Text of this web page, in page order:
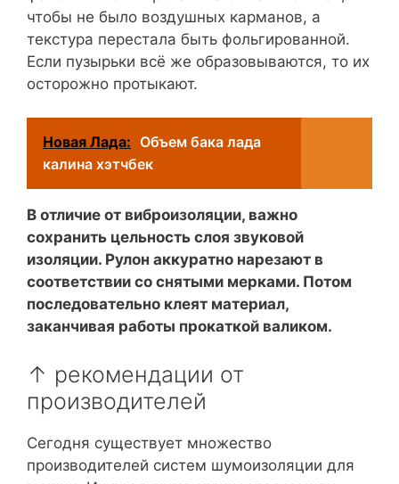
чтобы не было воздушных карманов, а
текстура перестала быть фольгированной.
Если пузырьки всё же образовываются, то их
осторожно протыкают.
Новая Лада: Объем бака лада
калина хэтчбек
В отличие от виброизоляции, важно
сохранить цельность слоя звуковой
изоляции. Рулон аккуратно нарезают в
соответствии со снятыми мерками. Потом
последовательно клеят материал,
заканчивая работы прокаткой валиком.
↑ рекомендации от
производителей
Сегодня существует множество
производителей систем шумоизоляции для